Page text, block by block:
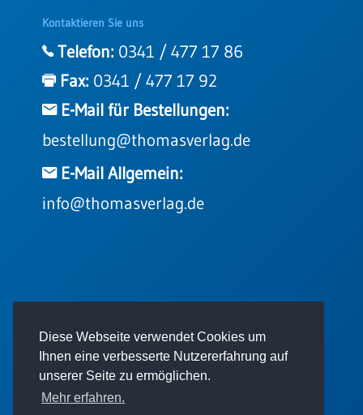
Diese Webseite verwendet Cookies um
Ihnen eine verbesserte Nutzererfahrung auf
unserer Seite zu ermöglichen.
Mehr erfahren.
Kontaktieren Sie uns
Telefon: 0341 / 477 17 86
Fax: 0341 / 477 17 92
E-Mail für Bestellungen:
bestellung@thomasverlag.de
E-Mail Allgemein:
info@thomasverlag.de